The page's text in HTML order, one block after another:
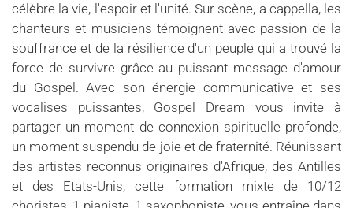
célèbre la vie, l'espoir et l'unité. Sur scène, a cappella, les
chanteurs et musiciens témoignent avec passion de la
souffrance et de la résilience d'un peuple qui a trouvé la
force de survivre grâce au puissant message d'amour
du Gospel. Avec son énergie communicative et ses
vocalises puissantes, Gospel Dream vous invite à
partager un moment de connexion spirituelle profonde,
un moment suspendu de joie et de fraternité. Réunissant
des artistes reconnus originaires d'Afrique, des Antilles
et des Etats-Unis, cette formation mixte de 10/12